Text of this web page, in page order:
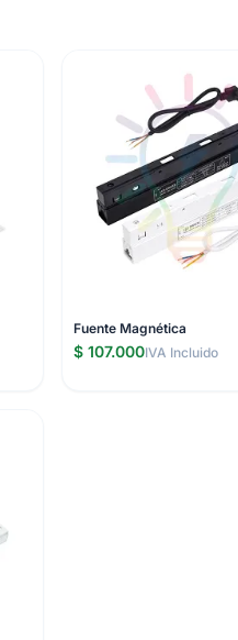
Fuente Magnética
$ 107.000IVA Incluido